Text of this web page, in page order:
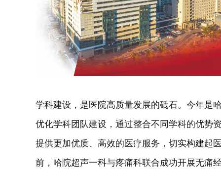
学科建设，是医院高质量发展的砥石。今年是
优化学科团队建设，通过整合不同学科的优势
提供更加优质、高效的医疗服务，切实构建起
前，哈院超声一科与疼痛科联合成功开展无痛